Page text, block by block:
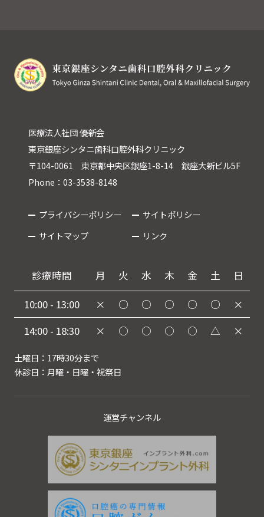
医療法人社団 優新会
東京銀座シンタニ歯科口腔外科クリニック
〒104-0061 東京都中央区銀座1-8-14 銀座大新ビル5F
Phone：03-3538-8148
プライバシーポリシー
サイトポリシー
サイトマップ
リンク
診療時間 月 火 水 木 金 土 日
10:00 - 13:00 × ○ ○ ○ ○ ○
×
14:00 - 18:30
× ○ ○ ○ ○ △ ×
土曜日：17時30分まで
休診日：月曜・日曜・祝祭日
運営チャンネル